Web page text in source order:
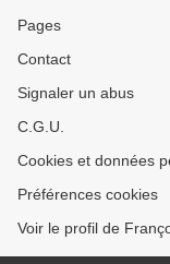
Pages
Contact
Signaler un abus
C.G.U.
Cookies et données
Préférences cookies
Voir le profil de